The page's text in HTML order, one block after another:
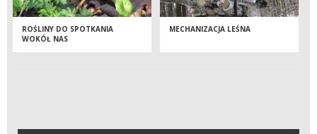
ROŚLINY DO SPOTKANIA
WOKÓŁ NAS
MECHANIZACJA LEŚNA